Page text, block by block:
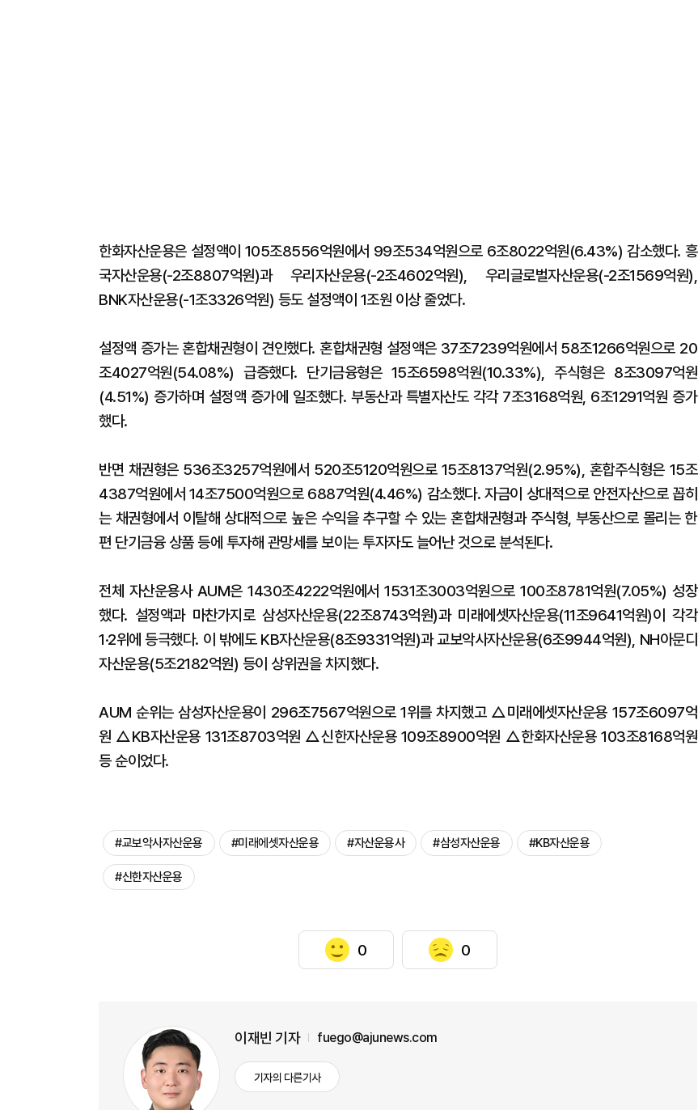
한화자산운용은 설정액이 105조8556억원에서 99조534억원으로 6조8022억원(6.43%) 감소했다. 흥
국자산운용(-2조8807억원)과 우리자산운용(-2조4602억원), 우리글로벌자산운용(-2조1569억원),
BNK자산운용(-1조3326억원) 등도 설정액이 1조원 이상 줄었다.
설정액 증가는 혼합채권형이 견인했다. 혼합채권형 설정액은 37조7239억원에서 58조1266억원으로 20
조4027억원(54.08%) 급증했다. 단기금융형은 15조6598억원(10.33%), 주식형은 8조3097억원
(4.51%) 증가하며 설정액 증가에 일조했다. 부동산과 특별자산도 각각 7조3168억원, 6조1291억원 증가
했다.
반면 채권형은 536조3257억원에서 520조5120억원으로 15조8137억원(2.95%), 혼합주식형은 15조
4387억원에서 14조7500억원으로 6887억원(4.46%) 감소했다. 자금이 상대적으로 안전자산으로 꼽히
는 채권형에서 이탈해 상대적으로 높은 수익을 추구할 수 있는 혼합채권형과 주식형, 부동산으로 몰리는 한
편 단기금융 상품 등에 투자해 관망세를 보이는 투자자도 늘어난 것으로 분석된다.
전체 자산운용사 AUM은 1430조4222억원에서 1531조3003억원으로 100조8781억원(7.05%) 성장
했다. 설정액과 마찬가지로 삼성자산운용(22조8743억원)과 미래에셋자산운용(11조9641억원)이 각각
1·2위에 등극했다. 이 밖에도 KB자산운용(8조9331억원)과 교보악사자산운용(6조9944억원), NH아문디
자산운용(5조2182억원) 등이 상위권을 차지했다.
AUM 순위는 삼성자산운용이 296조7567억원으로 1위를 차지했고 △미래에셋자산운용 157조6097억
원 △KB자산운용 131조8703억원 △신한자산운용 109조8900억원 △한화자산운용 103조8168억원
등 순이었다.
#교보악사자산운용 #미래에셋자산운용 #자산운용사 #삼성자산운용 #KB자산운용
#신한자산운용
0 0
이재빈 기자 fuego@ajunews.com
기자의 다른기사